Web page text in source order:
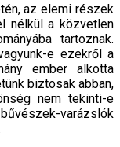
az elemi részek
nélkül a közvetlen
tartoznak.
e ezekről a
ember alkotta
biztosak abban,
nem tekinti-e
varázslók